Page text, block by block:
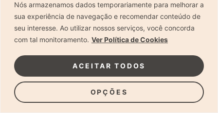
Nós armazenamos dados temporariamente para melhorar a
sua experiência de navegação e recomendar conteúdo de
seu interesse. Ao utilizar nossos serviços, você concorda
com tal monitoramento. Ver Política de Cookies
OPÇÕES
ACEITAR TODOS
Diário de uma grávida e sua pequena
Dica de especialista: como otimizar o fluxo de trabalho
no ensaio newborn?
Dica de especialista: qual o melhor guia de poses para
fotografia newborn?